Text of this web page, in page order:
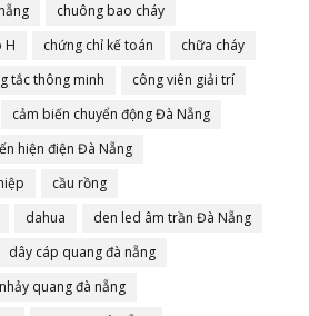
chuông bao cháy
H chứng chỉ kế toán
chữa cháy
tắc thông minh
công viên giải trí
cảm biến chuyển động Đà Nẵng
hiện điện Đà Nẵng
cầu rồng
dahua
den led âm trần Đà Nẵng
dây cáp quang đà nẵng
quang đà nẵng